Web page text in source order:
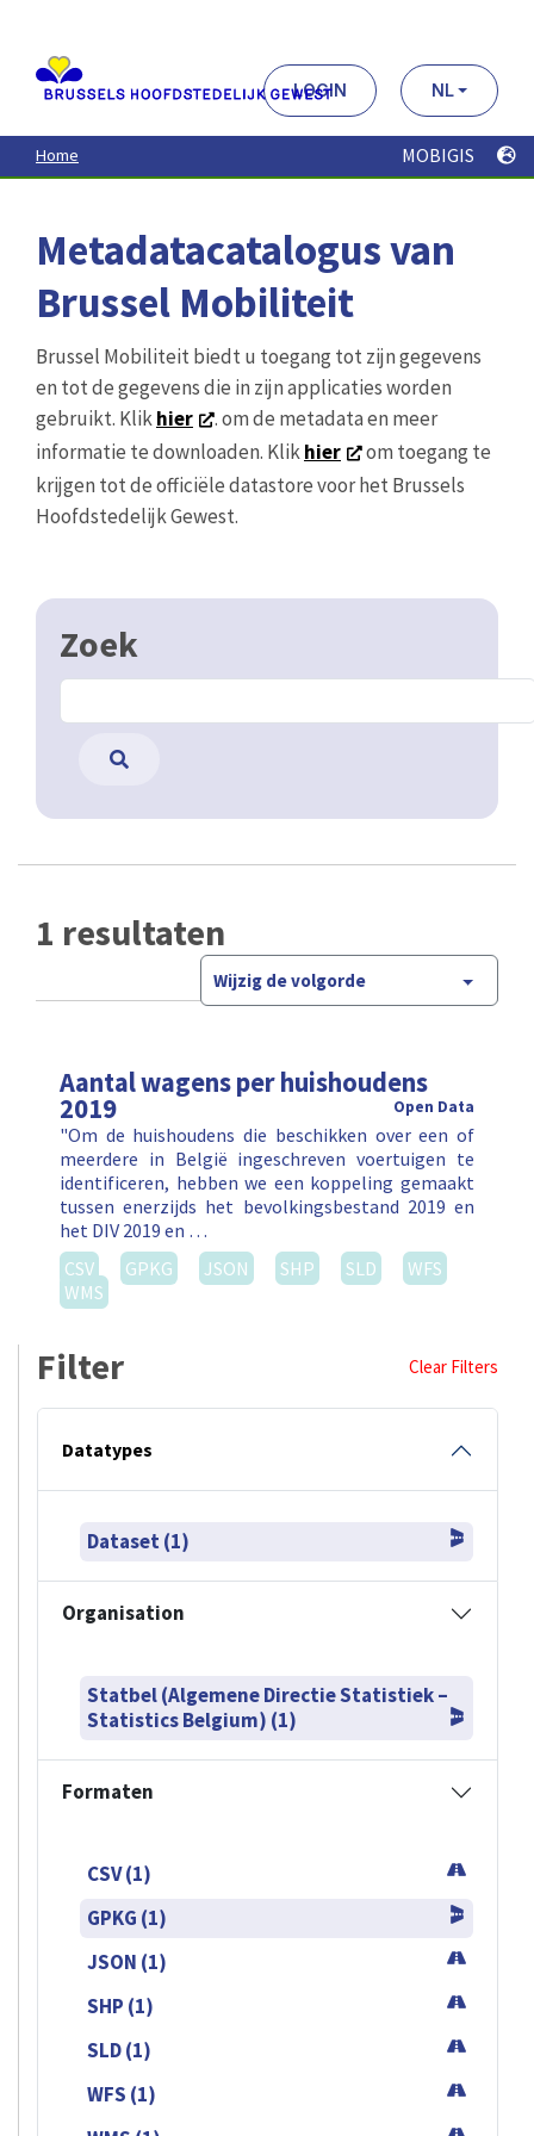
contenu
principal
LOGIN NL
Home MOBIGIS
Metadatacatalogus van
Brussel Mobiliteit
Brussel Mobiliteit biedt u toegang tot zijn gegevens
en tot de gegevens die in zijn applicaties worden
gebruikt. Klikhier
. om de metadata en meer
informatie te downloaden. Klikhier
om toegang te
krijgen tot de officiële datastore voor het Brussels
Hoofdstedelijk Gewest.
Zoek
1 resultaten
Wijzig de volgorde
Aantal wagens per huishoudens
2019 Open Data
"Om de huishoudens die beschikken over een of
meerdere in België ingeschreven voertuigen te
identificeren, hebben we een koppeling gemaakt
tussen enerzijds het bevolkingsbestand 2019 en
het DIV 2019 en …
CSV
GPKG JSON SHP SLD
WFS
WMS
Filter Clear Filters
Datatypes
Dataset (1)
Organisation
Statbel (Algemene Directie Statistiek –
Statistics Belgium) (1)
Formaten
CSV (1)
GPKG (1)
JSON (1)
SHP (1)
SLD (1)
WFS (1)